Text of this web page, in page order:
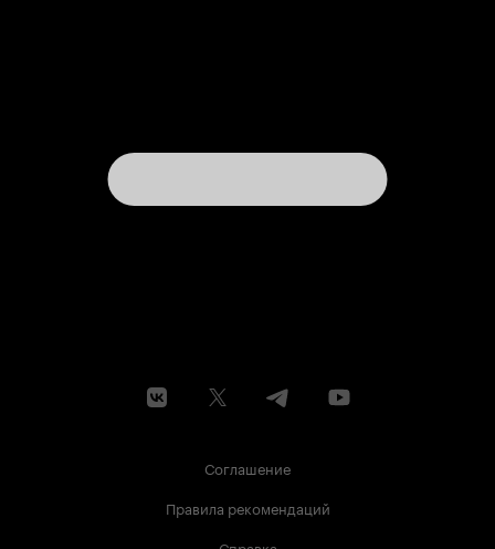
Соглашение
Правила рекомендаций